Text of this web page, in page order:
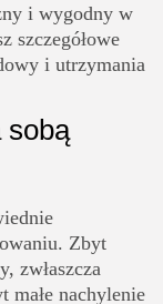
i wygodny w
szczegółowe
i utrzymania
sobą
Zbyt
zwłaszcza
nachylenie